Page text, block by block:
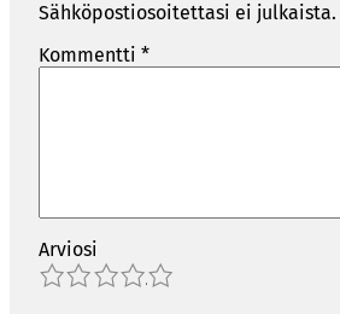
Sähköpostiosoitettasi ei julkaista.
Kommentti *
Arviosi
4
3
2
1